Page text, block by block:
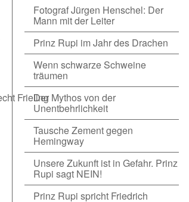
Fotograf Jürgen Henschel: Der
Mann mit der Leiter
Prinz Rupi im Jahr des Drachen
Wenn schwarze Schweine
träumen
Der Mythos von der
Unentbehrlichkeit
Tausche Zement gegen
Hemingway
Unsere Zukunft ist in Gefahr. Prinz
Rupi sagt NEIN!
Prinz Rupi spricht Friedrich